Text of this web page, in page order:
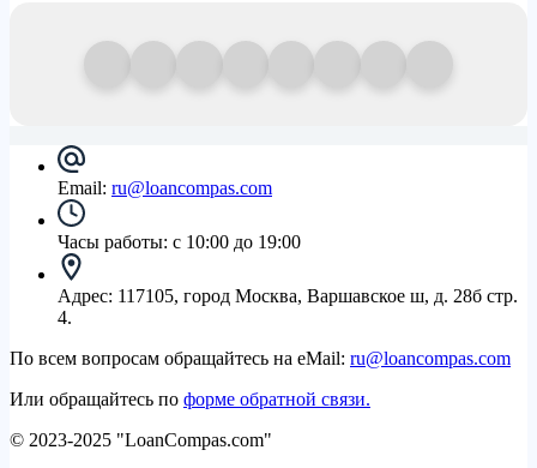
Email: ru@loancompas.com
Часы работы: с 10:00 до 19:00
Адрес: 117105, город Москва, Варшавское ш, д. 28б стр.
4.
По всем вопросам обращайтесь на eMail: ru@loancompas.com
Или обращайтесь по форме обратной связи.
© 2023-2025 "LoanCompas.com"